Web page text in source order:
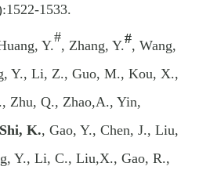
1533.
, Y.
#
, Zhang, Y.#, Wang,
, Y., Li, Z., Guo, M., Kou, X.,
, Zhu, Q., Zhao,A., Yin,
Shi, K., Gao, Y., Chen, J., Liu,
, Y., Li, C., Liu,X., Gao, R.,